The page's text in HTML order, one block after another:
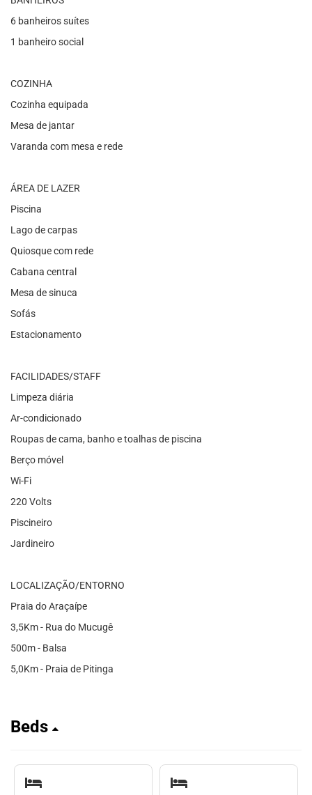
6 banheiros suítes
1 banheiro social
COZINHA
Cozinha equipada
Mesa de jantar
Varanda com mesa e rede
ÁREA DE LAZER
Piscina
Lago de carpas
Quiosque com rede
Cabana central
Mesa de sinuca
Sofás
Estacionamento
FACILIDADES/STAFF
Limpeza diária
Ar-condicionado
Roupas de cama, banho e toalhas de piscina
Berço móvel
Wi-Fi
220 Volts
Piscineiro
Jardineiro
LOCALIZAÇÃO/ENTORNO
Praia do Araçaípe
3,5Km - Rua do Mucugê
500m - Balsa
5,0Km - Praia de Pitinga
Beds